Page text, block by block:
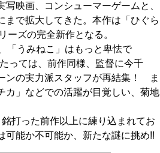
映画、コンシューマーゲームと、
まで拡大してきた。本作は「ひぐら
ーズの完全新作となる。
「うみねこ」はもっと卑怯で
っては、前作同様、監督に今千
ンの実力派スタッフが再結集！ ま
カ」などでの活躍が目覚しい、菊地
打った前作以上に練り込まれてお
可能か不可能か、新たな謎に挑め!!